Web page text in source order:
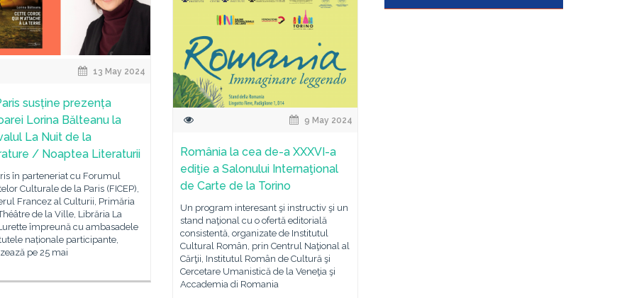
13 May 2024
susține prezența
Lorina Bălteanu la
La Nuit de la
/ Noaptea Literaturii
în parteneriat cu Forumul
Culturale de la Paris (FICEP),
Francez al Culturii, Primăria
de la Ville, Librăria La
împreună cu ambasadele
naționale participante,
pe 25 mai
9 May 2024
România la cea de-a XXXVI-a
ediţie a Salonului Internaţional
de Carte de la Torino
Un program interesant şi instructiv şi un
stand naţional cu o ofertă editorială
consistentă, organizate de Institutul
Cultural Român, prin Centrul Naţional al
Cărţii, Institutul Român de Cultură şi
Cercetare Umanistică de la Veneţia şi
Accademia di Romania